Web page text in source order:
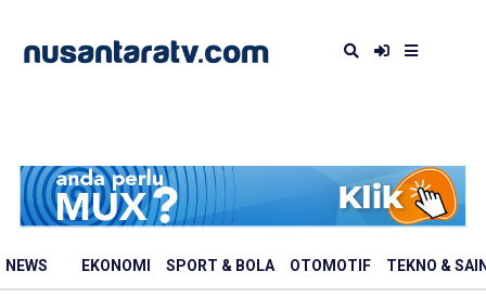
NEWS EKONOMI SPORT & BOLA OTOMOTIF TEKNO &